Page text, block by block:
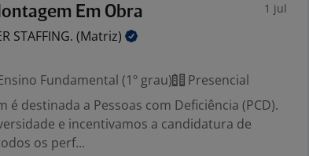
Em Obra 1 jul
STAFFING. (Matriz)
Fundamental (1º grau)
Presencial
é destinada a Pessoas com Deficiência (PCD).
e incentivamos a candidatura de
os perf...